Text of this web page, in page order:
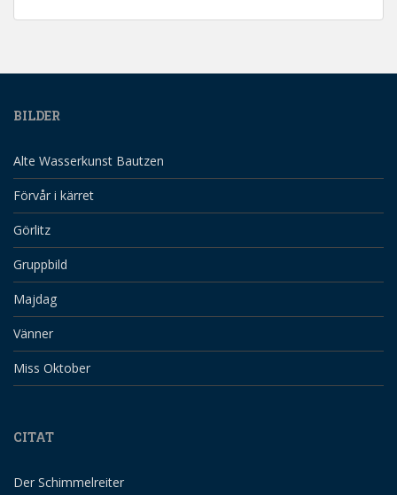
BILDER
Alte Wasserkunst Bautzen
Förvår i kärret
Görlitz
Gruppbild
Majdag
Vänner
Miss Oktober
CITAT
Der Schimmelreiter